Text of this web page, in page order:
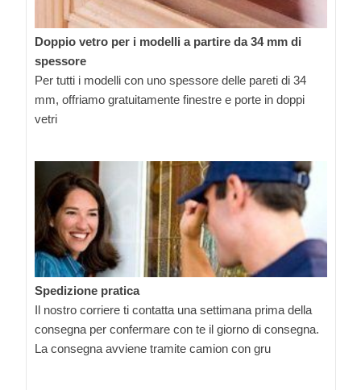
Doppio vetro per i modelli a partire da 34 mm di
spessore
Per tutti i modelli con uno spessore delle pareti di 34
mm, offriamo gratuitamente finestre e porte in doppi
vetri
Spedizione pratica
Il nostro corriere ti contatta una settimana prima della
consegna per confermare con te il giorno di consegna.
La consegna avviene tramite camion con gru